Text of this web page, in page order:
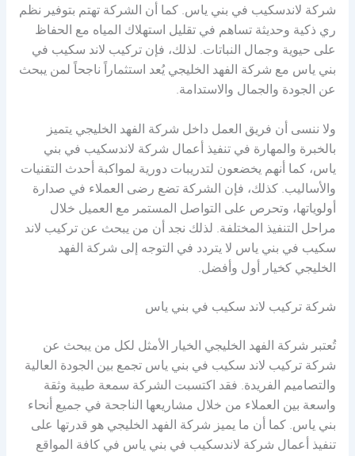
شركة لاندسكيب في بني ياس. كما أن الشركة تهتم بتوفير نظم
ري ذكية وحديثة تساهم في تقليل استهلاك المياه مع الحفاظ
على حيوية وجمال النباتات. لذلك، فإن تركيب لاند سكيب في
بني ياس مع شركة الفهد الخليجي يُعد استثماراً ناجحاً لمن يبحث
عن الجودة والجمال والاستدامة.
ولا ننسى أن فريق العمل داخل شركة الفهد الخليجي يتميز
بالخبرة والمهارة في تنفيذ أعمال شركة لاندسكيب في بني
ياس، كما أنهم يخضعون لتدريبات دورية لمواكبة أحدث التقنيات
والأساليب. كذلك، فإن الشركة تضع رضى العملاء في صدارة
أولوياتها، وتحرص على التواصل المستمر مع العميل خلال
مراحل التنفيذ المختلفة. لذلك نجد أن من يبحث عن تركيب لاند
سكيب في بني ياس لا يتردد في التوجه إلى شركة الفهد
الخليجي كخيار أول وأفضل.
شركة تركيب لاند سكيب في بني ياس
تُعتبر شركة الفهد الخليجي الخيار الأمثل لكل من يبحث عن
شركة تركيب لاند سكيب في بني ياس تجمع بين الجودة العالية
والتصاميم الفريدة. فقد اكتسبت الشركة سمعة طيبة وثقة
واسعة بين العملاء من خلال مشاريعها الناجحة في جميع أنحاء
بني ياس. كما أن ما يميز شركة الفهد الخليجي هو قدرتها على
تنفيذ أعمال شركة لاندسكيب في بني ياس في كافة المواقع